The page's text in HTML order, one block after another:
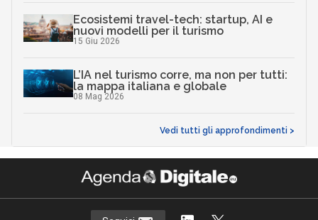
Ecosistemi travel-tech: startup, AI e
nuovi modelli per il turismo
15 Giu 2026
L’IA nel turismo corre, ma non per tutti:
la mappa italiana e globale
08 Mag 2026
Vedi tutti gli approfondimenti >